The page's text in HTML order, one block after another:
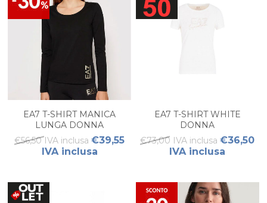
EA7 T-SHIRT MANICA
LUNGA DONNA
€56,50 IVA inclusa €39,55
IVA inclusa
EA7 T-SHIRT WHITE
DONNA
€73,00 IVA inclusa €36,50
IVA inclusa